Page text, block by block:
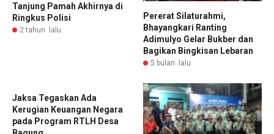
Tanjung Pamah Akhirnya di
Ringkus Polisi
2 tahun lalu
Pererat Silaturahmi,
Bhayangkari Ranting
Adimulyo Gelar Bukber dan
Bagikan Bingkisan Lebaran
5 bulan lalu
Jaksa Tegaskan Ada
Kerugian Keuangan Negara
pada Program RTLH Desa